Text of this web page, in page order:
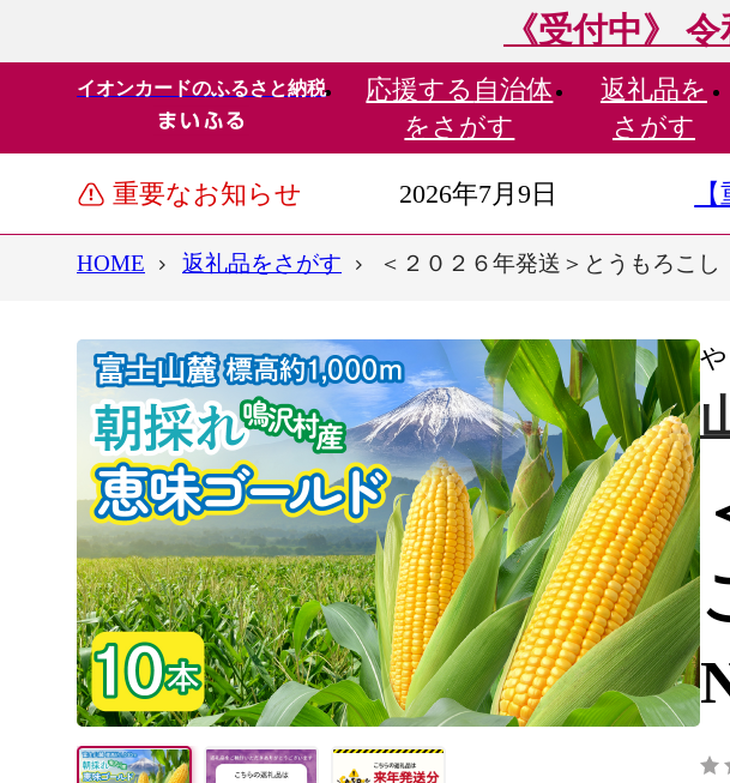
《受付中》
イオンカードのふるさと納税 応援する 自治体
をさがす
返礼品を
さがす
重要なお知らせ 2026年7月9日
HOME 返礼品をさがす ＜２０２６年発送＞とうもろこ